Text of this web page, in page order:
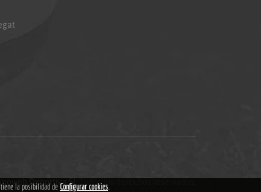
Deportiva SL .Todos los derechos reservados.
la posibilidad de Configurar cookies.